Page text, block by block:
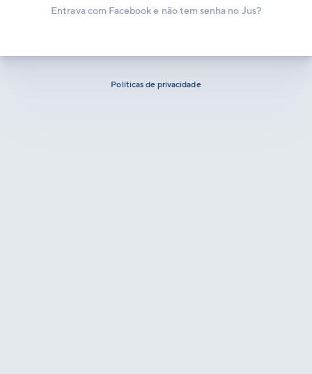
Entrava com Facebook e não tem senha no Jus?
Políticas de privacidade